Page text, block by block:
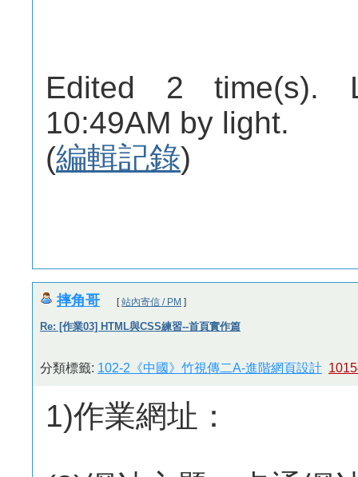
Edited 2 time(s).
10:49AM by light.
(編輯記錄)
摔角哥 [站內寄信 / PM ]
Re: [作業03] HTML與CSS練習--首頁實作篇
分類標籤: 102-2《中國》竹視傳二A-進階網頁設計
1)作業網址：